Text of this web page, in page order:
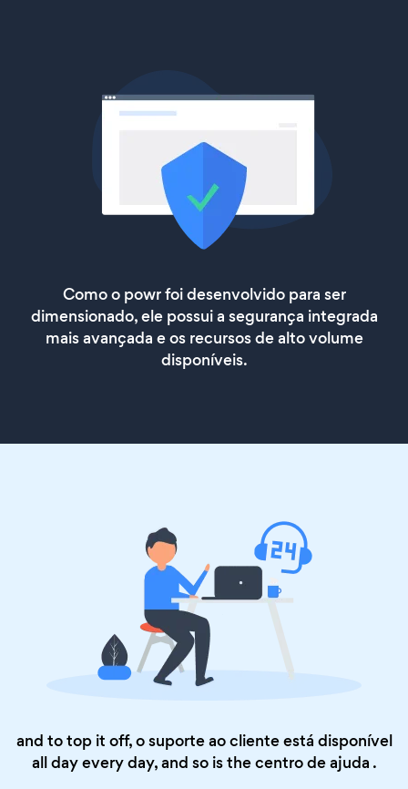
Como o powr foi desenvolvido para ser
dimensionado, ele possui a segurança integrada
mais avançada e os recursos de alto volume
disponíveis.
and to top it off, o suporte ao cliente está disponível
all day every day, and so is thecentro de ajuda .